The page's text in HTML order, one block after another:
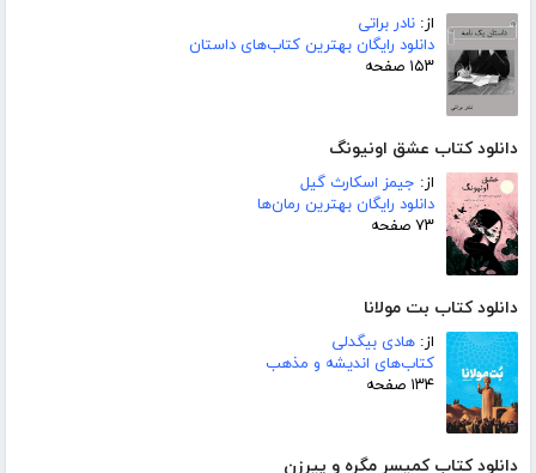
از: نادر براتی
دانلود رایگان بهترین کتاب‌های داستان
۱۵۳ صفحه
دانلود کتاب عشق اونیونگ
از: جیمز اسکارث گیل
دانلود رایگان بهترین رمان‌ها
۷۳ صفحه
دانلود کتاب بت مولانا
از: هادی بیگدلی
کتاب‌های اندیشه و مذهب
۱۳۴ صفحه
دانلود کتاب کمیسر مگره و پیرزن